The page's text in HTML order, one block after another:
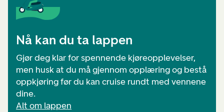
Nå kan du ta lappen
Gjør deg klar for spennende kjøreopplevelser,
men husk at du må gjennom opplæring og bestå
oppkjøring før du kan cruise rundt med vennene
dine.
Alt om lappen